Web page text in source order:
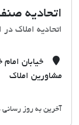
اتحادیه
اتحادیه املاک
خیابان
مشاورین املاک
آخرین به روز رسانی در